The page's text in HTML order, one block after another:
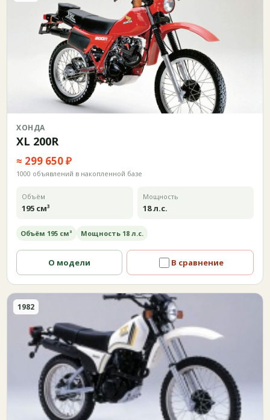
ХОНДА
XL 200R
≈ 299 650 ₽
1000 объявлений в накопленной базе
Объём
195 см³
Мощность
18 л.с.
Объём 195 см³ Мощность 18 л.с.
О модели В сравнение
1982